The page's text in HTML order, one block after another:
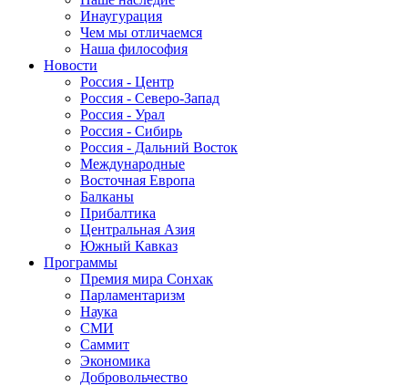
Инаугурация
Чем мы отличаемся
Наша философия
Новости
Россия - Центр
Россия - Северо-Запад
Россия - Урал
Россия - Сибирь
Россия - Дальний Восток
Международные
Восточная Европа
Балканы
Прибалтика
Центральная Азия
Южный Кавказ
Программы
Премия мира Сонхак
Парламентаризм
Наука
СМИ
Саммит
Экономика
Добровольчество